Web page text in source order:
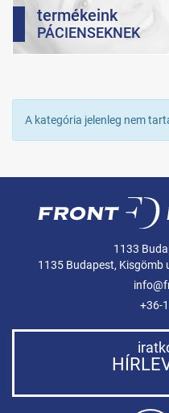
termékeink
PÁCIENSEKNEK
A kategória jelenleg nem
1133
1135 Budapest, Kisgömb
+36-